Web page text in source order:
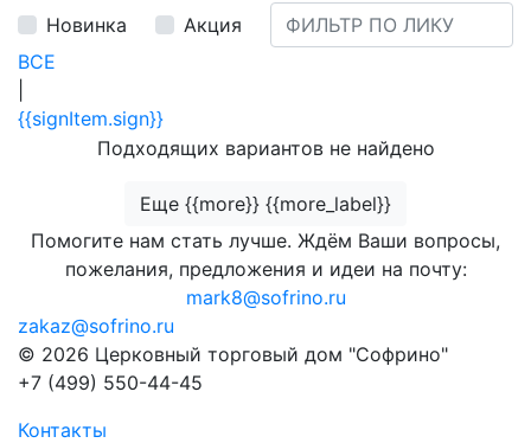
Новинка
Акция
ВСЕ
{{signItem.sign}}
Подходящих вариантов не найдено
Еще {{more}} {{more_label}}
Помогите нам стать лучше. Ждём Ваши вопросы,
пожелания, предложения и идеи на почту:
mark8@sofrino.ru
zakaz@sofrino.ru
© 2026 Церковный торговый дом "Софрино"
+7 (499) 550-44-45
Контакты